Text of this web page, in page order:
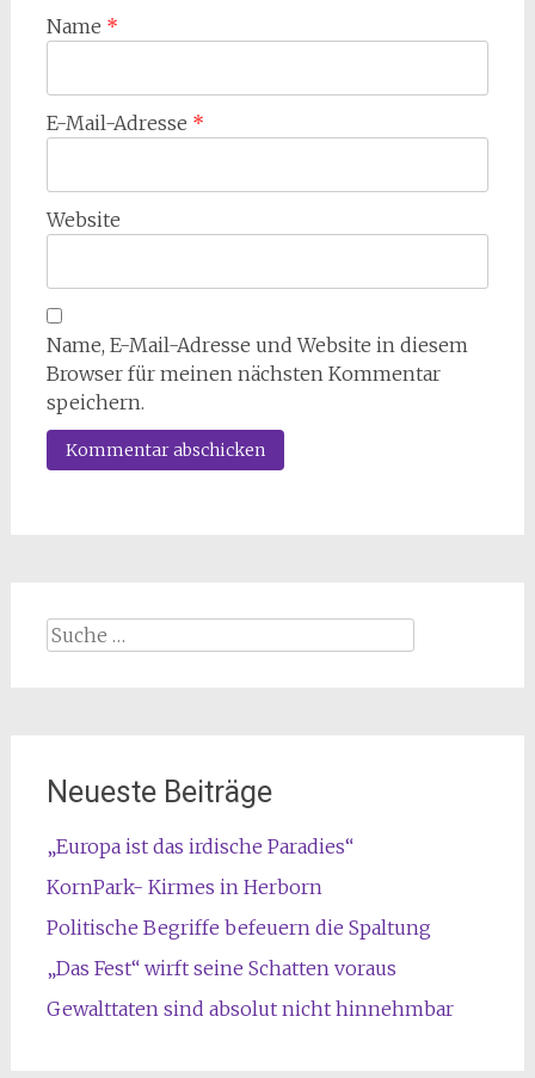
Name *
E-Mail-Adresse *
Website
Name, E-Mail-Adresse und Website in diesem
Browser für meinen nächsten Kommentar
speichern.
Suche
Neueste Beiträge
„Europa ist das irdische Paradies“
KornPark- Kirmes in Herborn
Politische Begriffe befeuern die Spaltung
„Das Fest“ wirft seine Schatten voraus
Gewalttaten sind absolut nicht hinnehmbar